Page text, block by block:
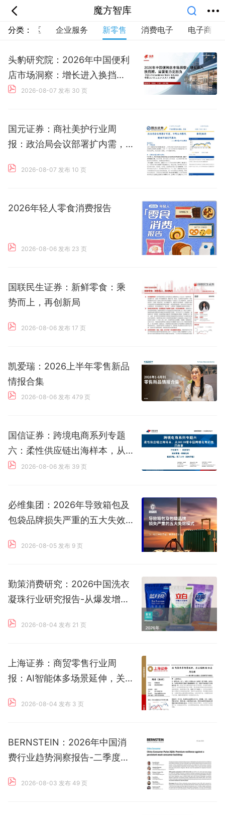
魔方智库
首页 分类 专题 会员
我的
外语
互联网 职业
生活
智库
城市 金融 短视频 汽车
分类：
产业园区 企业服务 新零售 消费电子 电子商务
头豹研究院：2026年中国便利
店市场洞察：增长进入换挡
期，运营能力定胜负
2026-08-07 发布 30 页
国元证券：商社美护行业周
报：政治局会议部署扩内需，
批
2026-08-07 发布 10 页
2026年轻人零食消费报告
2026-08-06 发布 23 页
国联民生证券：新鲜零食：乘
势而上，再创新局
2026-08-06 发布 17 页
凯爱瑞：2026上半年零售新品
情报合集
2026-08-06 发布 479 页
国信证券：跨境电商系列专题
六：柔性供应链出海样本，从
SHEIN看中国跨境电商的远洋
2026-08-06 发布 39 页
必维集团：2026年导致箱包及
包袋品牌损失严重的五大失效
2026-08-05 发布 9 页
勤策消费研究：2026中国洗衣
凝珠行业研究报告-从爆发增长
构性拐点
2026-08-04 发布 21 页
上海证券：商贸零售行业周
报：AI智能体多场景延伸，关
2026-08-04 发布 3 页
BERNSTEIN：2026年中国消
费行业趋势洞察报告-二季度消
2026-08-03 发布 49 页